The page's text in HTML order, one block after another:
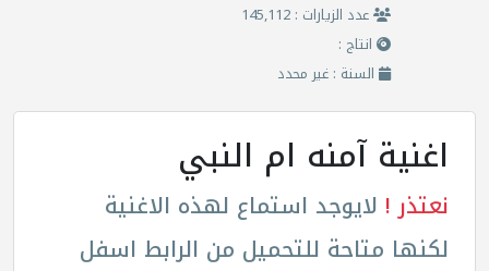
عدد الزيارات : 145,112
انتاج :
السنة : غير محدد
اغنية آمنه ام النبي
نعتذر ! لايوجد استماع لهذه الاغنية
لكنها متاحة للتحميل من الرابط اسفل